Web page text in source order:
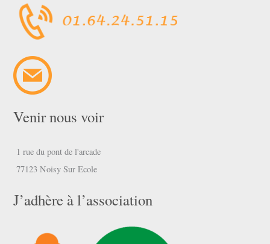
Venir nous voir
1 rue du pont de l'arcade
77123 Noisy Sur Ecole
J’adhère à l’association